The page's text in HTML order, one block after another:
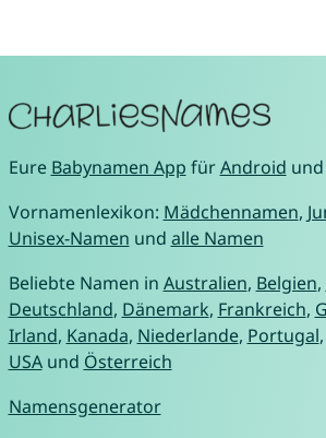
Eure Babynamen App fürAndroid und
Vornamenlexikon: Mädchennamen,
Unisex-Namen und alle Namen
Beliebte Namen in Australien, Belgien,
Deutschland, Dänemark, Frankreich,
Irland, Kanada, Niederlande, Portugal,
USAund Österreich
Namensgenerator